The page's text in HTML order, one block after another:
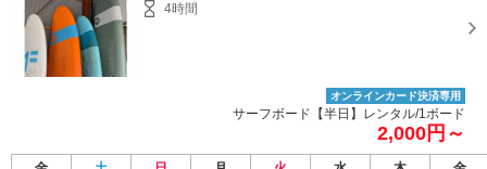
4時間
オンラインカード決済専用
サーフボード【半日】レンタル/1ボード
2,000円～